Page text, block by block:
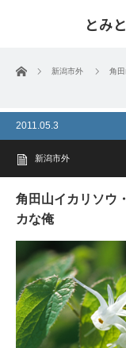
とみ
ホーム 新潟市外 角
2011.05.3
新潟市外
角田山イカリソウ
カな俺